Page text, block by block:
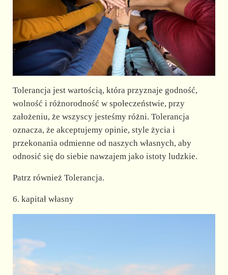
Tolerancja jest wartością, która przyznaje godność,
wolność i różnorodność w społeczeństwie, przy
założeniu, że wszyscy jesteśmy różni. Tolerancja
oznacza, że akceptujemy opinie, style życia i
przekonania odmienne od naszych własnych, aby
odnosić się do siebie nawzajem jako istoty ludzkie.
Patrz również Tolerancja.
6. kapitał własny